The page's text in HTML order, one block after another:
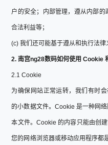
户的安全；内部管理，遵从内部
合法利益等；
(c) 我们还可能基于遵从和执行法律
2. 南宫ng28数码如何使用 Cookie
2.1 Cookie
为确保网站正常运转，我们有时
的小数据文件。Cookie 是一种网
本文件。Cookie 的内容只能由创
您的网络浏览器或移动应用程序都